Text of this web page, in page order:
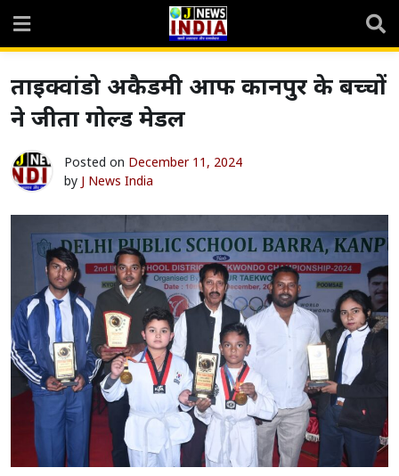
content
ताइक्वांडो अकैडमी आफ कानपुर के बच्चों
ने जीता गोल्ड मेडल
Posted on December 11, 2024
by J News India